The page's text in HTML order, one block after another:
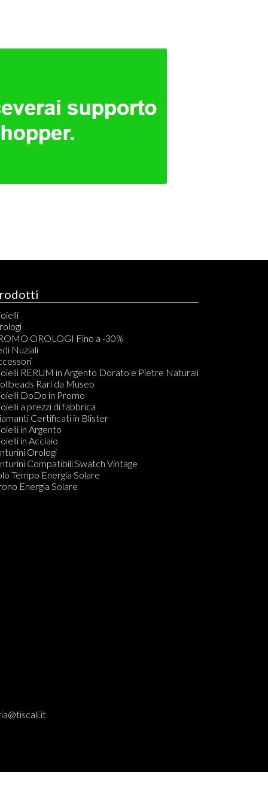
Automatici
Quarzo
Tempo Automatici
Tempo Quarzo
Carica Manuale
al Quarzo
Automatico
Digitale
Carica Manuale
Tempo Carica Manuale
Analogico Digitale
Tempo Energia Solare
OROLOGI Fino a -30%
Nuziali
RERUM in Argento Dorato e Pietre Naturali
Rari da Museo
DoDo in Promo
a prezzi di fabbrica
Certificati in Blister
in Argento
in Acciaio
Orologi
Compatibili Swatch Vintage
Tempo Energia Solare
Energia Solare